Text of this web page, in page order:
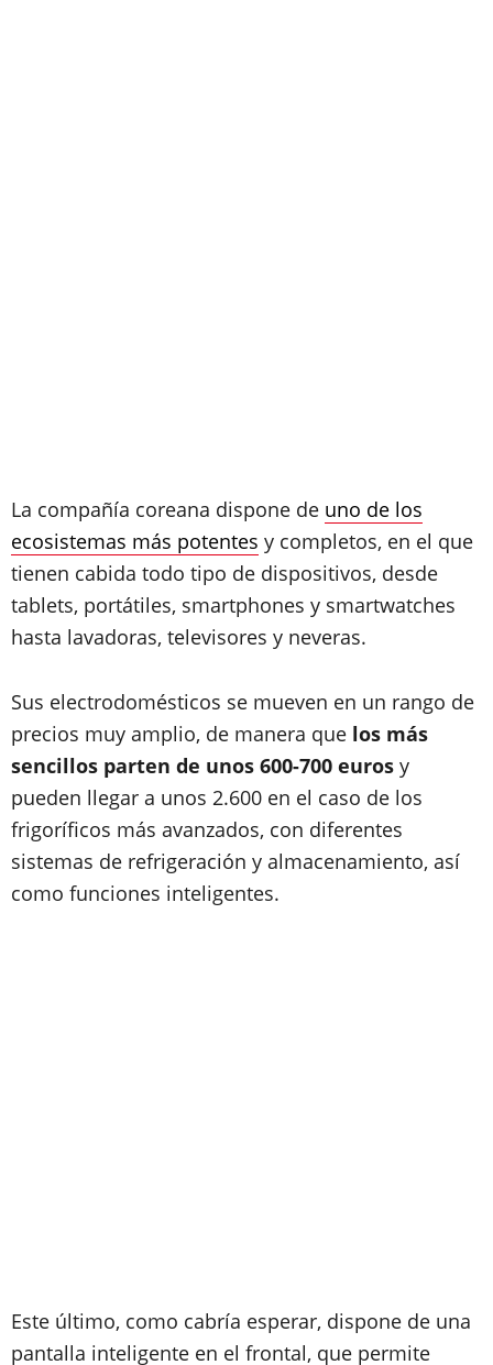
La compañía coreana dispone de uno de los
ecosistemas más potentes y completos, en el que
tienen cabida todo tipo de dispositivos, desde
tablets, portátiles, smartphones y smartwatches
hasta lavadoras, televisores y neveras.
Sus electrodomésticos se mueven en un rango de
precios muy amplio, de manera que los más
sencillos parten de unos 600-700 euros y
pueden llegar a unos 2.600 en el caso de los
frigoríficos más avanzados, con diferentes
sistemas de refrigeración y almacenamiento, así
como funciones inteligentes.
Este último, como cabría esperar, dispone de una
pantalla inteligente en el frontal, que permite